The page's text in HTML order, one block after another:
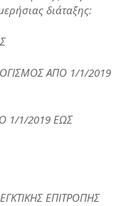
διάταξης:
ΑΠΟ 1/1/2019
1/1/2019 ΕΩΣ
ΕΠΙΤΡΟΠΗΣ